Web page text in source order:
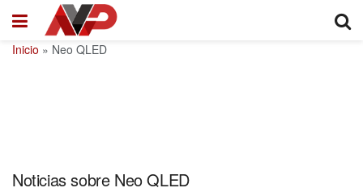
Inicio » Neo QLED
Noticias sobre Neo QLED